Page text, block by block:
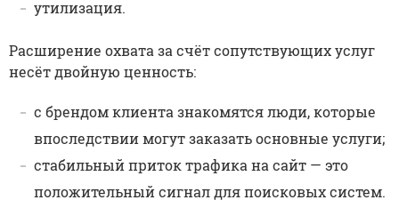
утилизация.
Расширение охвата за счёт сопутствующих услуг
несёт двойную ценность:
с брендом клиента знакомятся люди, которые
впоследствии могут заказать основные услуги;
стабильный приток трафика на сайт — это
положительный сигнал для поисковых систем.